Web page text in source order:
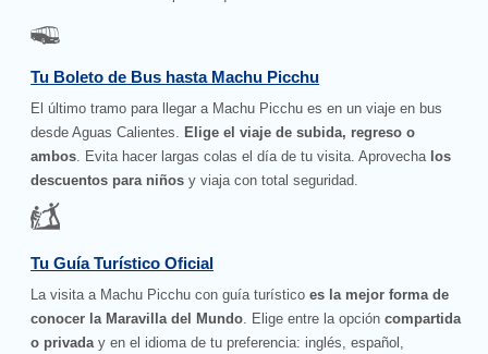
Tu Boleto de Bus hasta Machu Picchu
El último tramo para llegar a Machu Picchu es en un viaje en bus
desde Aguas Calientes.
Elige el viaje de subida, regreso o
ambos . Evita hacer largas colas el día de tu visita. Aprovecha los
descuentos para niños y viaja con total seguridad.
Tu Guía Turístico Oficial
La visita a Machu Picchu con guía turístico es la mejor forma de
conocer la Maravilla del Mundo . Elige entre la opcióncompartida
o privada y en el idioma de tu preferencia: inglés, español,